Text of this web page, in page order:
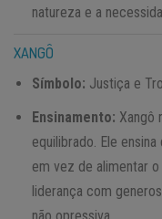
natureza e a
XANGÔ
Símbolo: Justiça e
Ensinamento: Xangô
equilibrado. Ele
em vez de alimentar
liderança com
não opressiva.